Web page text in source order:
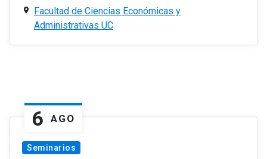
Facultad de Ciencias Económicas y
Administrativas UC
6 AGO
Seminarios